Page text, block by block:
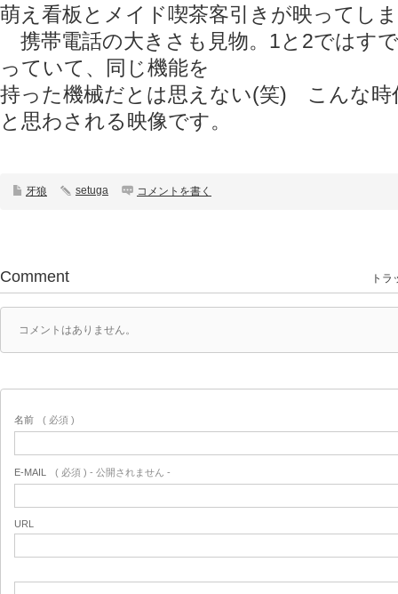
萌え看板とメイド喫茶客引きが映ってし
携帯電話の大きさも見物。1と2ではす
っていて、同じ機能を
持った機械だとは思えない(笑) こんな時
と思わされる映像です。
牙狼 setuga コメントを書く
Comment トラ
コメントはありません。
名前 ( 必須 )
E-MAIL ( 必須 ) - 公開されません -
URL